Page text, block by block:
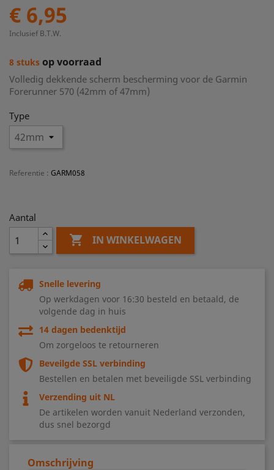
€ 6,95
Inclusief B.T.W.
8 stuks op voorraad
Volledig dekkende scherm bescherming voor de Garmin
Forerunner 570 (42mm of 47mm)
Type
Referentie : GARM058
Aantal
 IN WINKELWAGEN
Snelle levering
Op werkdagen voor 16:30 besteld en betaald, de
volgende dag in huis
14 dagen bedenktijd
Om zorgeloos te retourneren
Beveilgde SSL verbinding
Bestellen en betalen met beveiligde SSL verbinding
Verzending uit NL
De artikelen worden vanuit Nederland verzonden,
dus snel bezorgd
Omschrijving